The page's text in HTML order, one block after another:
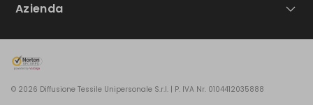
Azienda
© 2026 Diffusione Tessile Unipersonale S.r.l. | P. IVA Nr. 0104412035888